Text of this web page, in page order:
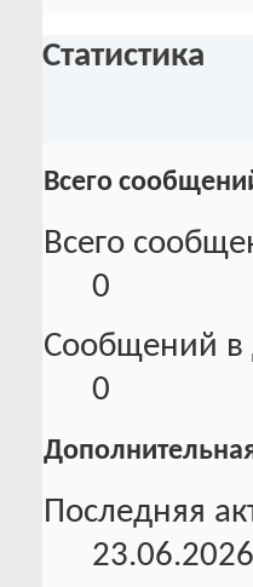
Статистика
Всего
Всего
0
Сообщений в
0
Последняя
23.06.2026